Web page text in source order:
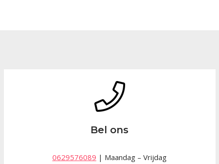
Bel ons
0629576089 | Maandag – Vrijdag